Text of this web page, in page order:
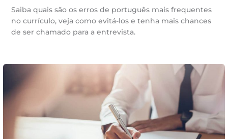
Saiba quais são os erros de português mais frequentes
no currículo, veja como evitá-los e tenha mais chances
de ser chamado para a entrevista.